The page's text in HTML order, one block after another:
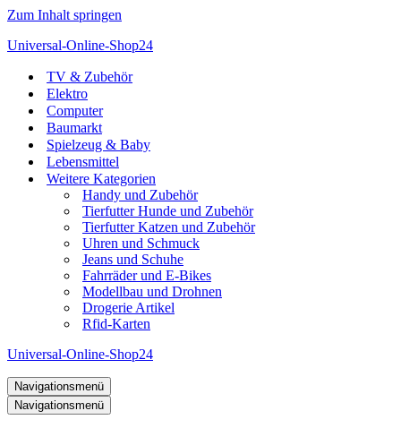
Zum Inhalt springen
Universal-Online-Shop24
TV & Zubehör
Elektro
Computer
Baumarkt
Spielzeug & Baby
Lebensmittel
Weitere Kategorien
Handy und Zubehör
Tierfutter Hunde und Zubehör
Tierfutter Katzen und Zubehör
Uhren und Schmuck
Jeans und Schuhe
Fahrräder und E-Bikes
Modellbau und Drohnen
Drogerie Artikel
Rfid-Karten
Universal-Online-Shop24
Navigationsmenü
Navigationsmenü